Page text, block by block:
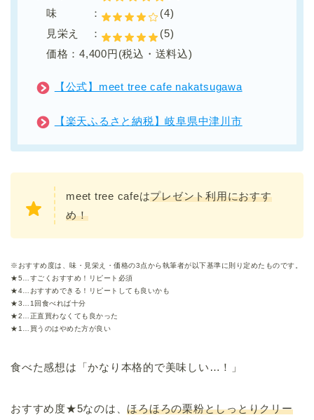
味 ：
(4)
見栄え ：
(5)
価格：4,400円(税込・送料込)
【公式】meet tree cafe nakatsugawa
【楽天ふるさと納税】岐阜県中津川市
meet tree cafeはプレゼント利用におすす
め！
※おすすめ度は、味・見栄え・価格の3点から執筆者が以下基準に則り定めたものです。
★5…すごくおすすめ！リピート必須
★4…おすすめできる！リピートしても良いかも
★3…1回食べれば十分
★2…正直買わなくても良かった
★1…買うのはやめた方が良い
食べた感想は「かなり本格的で美味しい…！」
おすすめ度★5なのは、ほろほろの栗粉としっとりクリー